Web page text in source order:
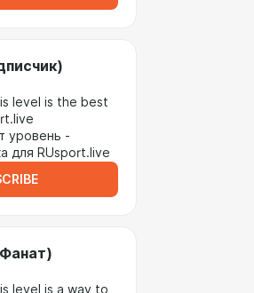
level is the best
уровень -
для RUsport.live
level is a way to